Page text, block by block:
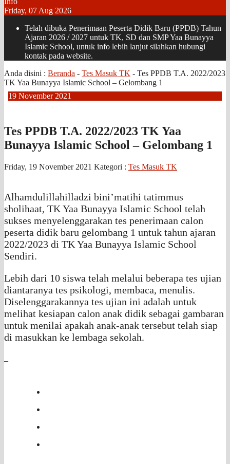
Friday, 07 Aug 2026
Telah dibuka Penerimaan Peserta Didik Baru (PPDB) Tahun
Ajaran 2026 / 2027 untuk TK, SD dan SMP Yaa Bunayya
Islamic School, untuk info lebih lanjut silahkan hubungi
kontak pada website.
Anda disini : Beranda - Tes Masuk TK - Tes PPDB T.A. 2022/2023
TK Yaa Bunayya Islamic School – Gelombang 1
19 November 2021
Tes PPDB T.A. 2022/2023 TK Yaa
Bunayya Islamic School – Gelombang 1
Friday, 19 November 2021 Kategori : Tes Masuk TK
Alhamdulillahilladzi bini’matihi tatimmus
sholihaat, TK Yaa Bunayya Islamic School telah
sukses menyelenggarakan tes penerimaan calon
peserta didik baru gelombang 1 untuk tahun ajaran
2022/2023 di TK Yaa Bunayya Islamic School
Sendiri.
Lebih dari 10 siswa telah melalui beberapa tes ujian
diantaranya tes psikologi, membaca, menulis.
Diselenggarakannya tes ujian ini adalah untuk
melihat kesiapan calon anak didik sebagai gambaran
untuk menilai apakah anak-anak tersebut telah siap
di masukkan ke lembaga sekolah.